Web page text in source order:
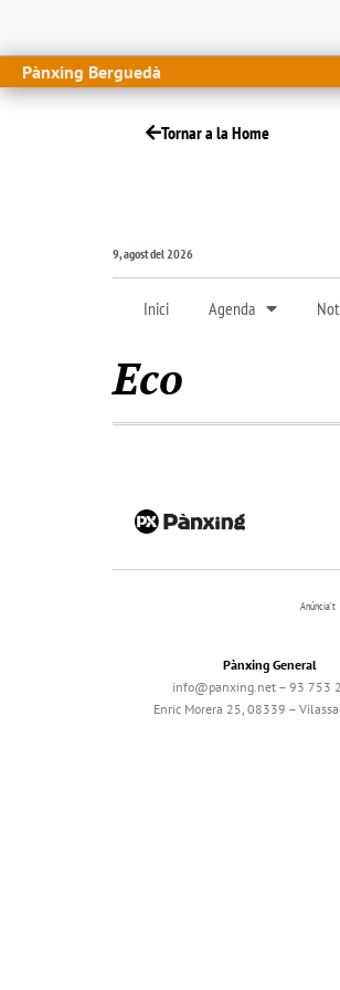
Pànxing Berguedà
Tornar a la Home
9, agost del 2026
Inici Agenda
Eco
Anúncia’t
Pànxing General
info@panxing.net – 93 753
Enric Morera 25, 08339 –